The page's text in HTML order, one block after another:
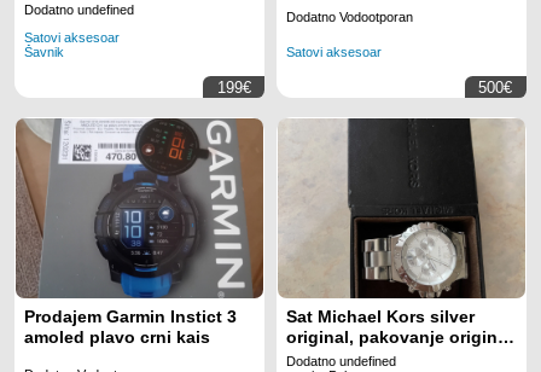
Dodatno undefined
Satovi aksesoar
Šavnik
199€
original pakovanje
Dodatno Vodootporan
Satovi aksesoar
500€
Prodajem Garmin Instict 3
amoled plavo crni kais
Sat Michael Kors silver
original, pakovanje original,
nosen 3 puta stanje idealno
Dodatno undefined